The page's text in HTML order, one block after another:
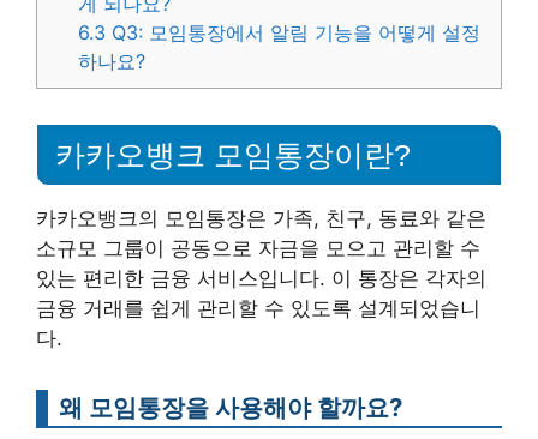
6.3 Q3: 모임통장에서 알림 기능을 어떻게 설정
하나요?
카카오뱅크 모임통장이란?
카카오뱅크의 모임통장은 가족, 친구, 동료와 같은
소규모 그룹이 공동으로 자금을 모으고 관리할 수
있는 편리한 금융 서비스입니다. 이 통장은 각자의
금융 거래를 쉽게 관리할 수 있도록 설계되었습니
다.
왜 모임통장을 사용해야 할까요?